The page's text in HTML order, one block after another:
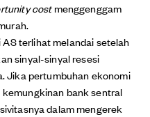
costmenggenggam
terlihat melandai setelah
sinyal-sinyal resesi
Jika pertumbuhan ekonomi
bank sentral
dalam mengerek